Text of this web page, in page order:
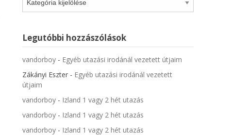
Legutóbbi hozzászólások
vandorboy- Egyéb utazási irodánál vezetett útjaim
Zákányi Eszter- Egyéb utazási irodánál vezetett
útjaim
vandorboy- Izland 1 vagy 2 hét utazás
vandorboy- Izland 1 vagy 2 hét utazás
vandorboy- Izland 1 vagy 2 hét utazás